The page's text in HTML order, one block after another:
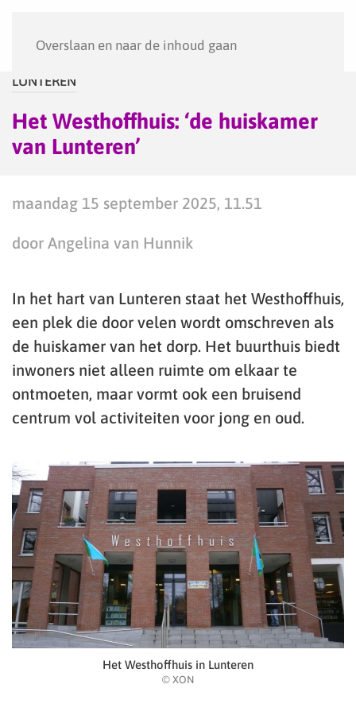
Overslaan en naar de inhoud gaan
LUNTEREN
Het Westhoffhuis: ‘de huiskamer
van Lunteren’
maandag 15 september 2025, 11.51
door Angelina van Hunnik
In het hart van Lunteren staat het Westhoffhuis,
een plek die door velen wordt omschreven als
de huiskamer van het dorp. Het buurthuis biedt
inwoners niet alleen ruimte om elkaar te
ontmoeten, maar vormt ook een bruisend
centrum vol activiteiten voor jong en oud.
Het Westhoffhuis in Lunteren
© XON